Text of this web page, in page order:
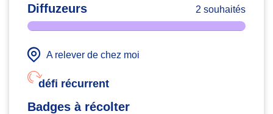
Diffuzeurs 2 souhaités
A relever de chez moi
défi récurrent
Badges à récolter